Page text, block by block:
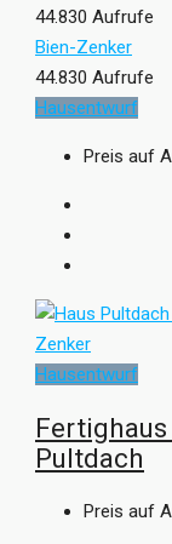
44.830 Aufrufe
Bien-Zenker
44.830 Aufrufe
Hausentwurf
Preis auf
Hausentwurf
Pultdach
Preis auf